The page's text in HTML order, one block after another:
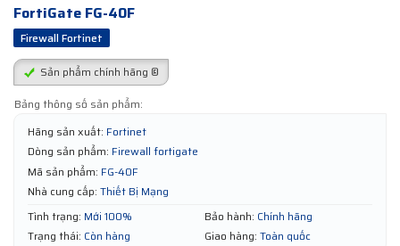
FortiGate FG-40F
Firewall Fortinet
Sản phẩm chính hãng ®
Bảng thông số sản phẩm:
Hãng sản xuất: Fortinet
Dòng sản phẩm: Firewall fortigate
Mã sản phẩm: FG-40F
Nhà cung cấp: Thiết Bị Mạng
Tình trạng: Mới 100% Bảo hành: Chính hãng
Trạng thái: Còn hàng Giao hàng: Toàn quốc